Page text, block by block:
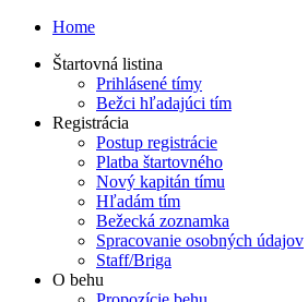
Home
Štartovná listina
Prihlásené tímy
Bežci hľadajúci tím
Registrácia
Postup registrácie
Platba štartovného
Nový kapitán tímu
Hľadám tím
Bežecká zoznamka
Spracovanie osobných údajov
Staff/Briga
O behu